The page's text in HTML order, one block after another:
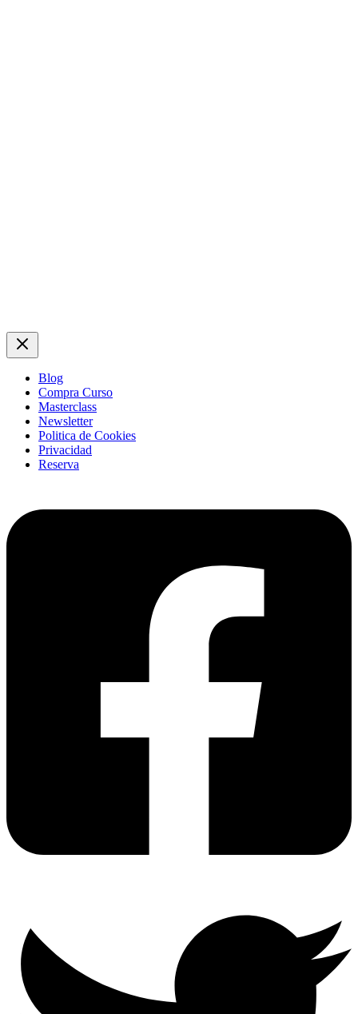
Blog
Compra Curso
Masterclass
Newsletter
Politica de Cookies
Privacidad
Reserva